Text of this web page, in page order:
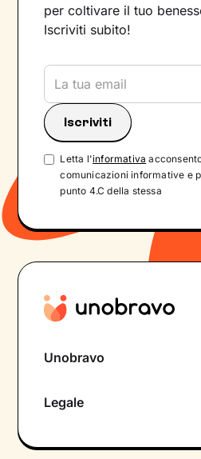
per coltivare il tuo
Iscriviti subito!
Letta l'informativa
comunicazioni informative e
punto 4.C della stessa
Unobravo
Psicologo in chat
Legale